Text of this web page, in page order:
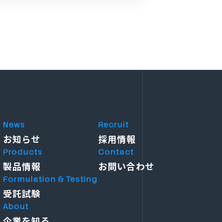
News
お知らせ
Products
製品情報
Formulation & Testing
受託試験
About
Recruit
採用情報
Contact
お問い合わせ